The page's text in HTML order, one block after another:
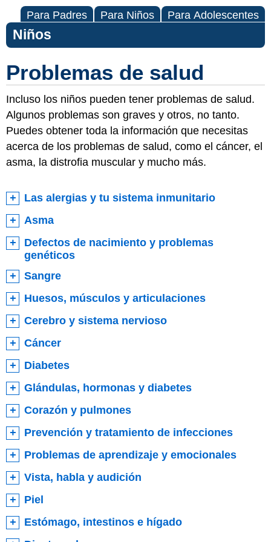
Para Padres Para Niños Para Adolescentes
Niños
Problemas de salud
Incluso los niños pueden tener problemas de salud.
Algunos problemas son graves y otros, no tanto.
Puedes obtener toda la información que necesitas
acerca de los problemas de salud, como el cáncer, el
asma, la distrofia muscular y mucho más.
Las alergias y tu sistema inmunitario
Asma
Defectos de nacimiento y problemas
genéticos
Sangre
Huesos, músculos y articulaciones
Cerebro y sistema nervioso
Cáncer
Diabetes
Glándulas, hormonas y diabetes
Corazón y pulmones
Prevención y tratamiento de infecciones
Problemas de aprendizaje y emocionales
Vista, habla y audición
Piel
Estómago, intestinos e hígado